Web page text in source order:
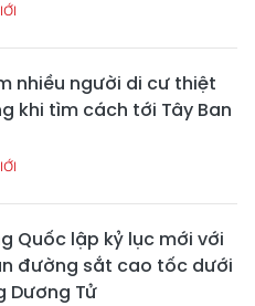
nhiều người di cư thiệt
khi tìm cách tới Tây Ban
Quốc lập kỷ lục mới với
đường sắt cao tốc dưới
Dương Tử